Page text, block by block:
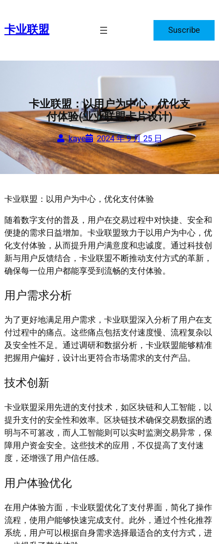
内卡业联盟 Suscribe
卡业联盟：以用户为中心，优化支
付体验(业业联盟卡片设计)
kaye 2024 年 9 月 25 日
卡业联盟：以用户为中心，优化支付体验
随着数字支付的普及，用户在交易过程中对快捷、安全和
便捷的需求日益增加。卡业联盟致力于以用户为中心，优
化支付体验，从而提升用户满意度和忠诚度。通过科技创
新与用户反馈结合，卡业联盟不断推动支付方式的革新，
确保每一位用户都能享受到流畅的支付体验。
用户需求分析
为了更好地满足用户需求，卡业联盟深入分析了用户在支
付过程中的痛点。这些痛点包括支付速度慢、流程复杂以
及安全性不足。通过调研和数据分析，卡业联盟能够精准
把握用户偏好，设计出更符合市场需求的支付产品。
技术创新
卡业联盟采用先进的支付技术，如区块链和人工智能，以
提升支付的安全性和效率。区块链技术确保交易数据的透
明与不可篡改，而人工智能则可以实时监测交易异常，保
障用户资金安全。这些技术的应用，不仅提高了支付速
度，还增强了用户信任感。
用户体验优化
在用户体验方面，卡业联盟优化了支付界面，简化了操作
流程，使用户能够快速完成支付。此外，通过个性化推荐
系统，用户可以根据自身需求选择最适合的支付方式，进